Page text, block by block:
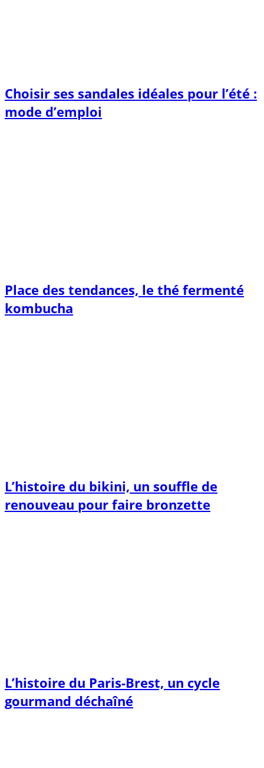
Choisir ses sandales idéales pour l’été :
mode d’emploi
Place des tendances, le thé fermenté
kombucha
L’histoire du bikini, un souffle de
renouveau pour faire bronzette
L’histoire du Paris-Brest, un cycle
gourmand déchaîné